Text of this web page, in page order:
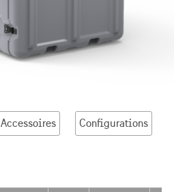
Accessoires Configurations